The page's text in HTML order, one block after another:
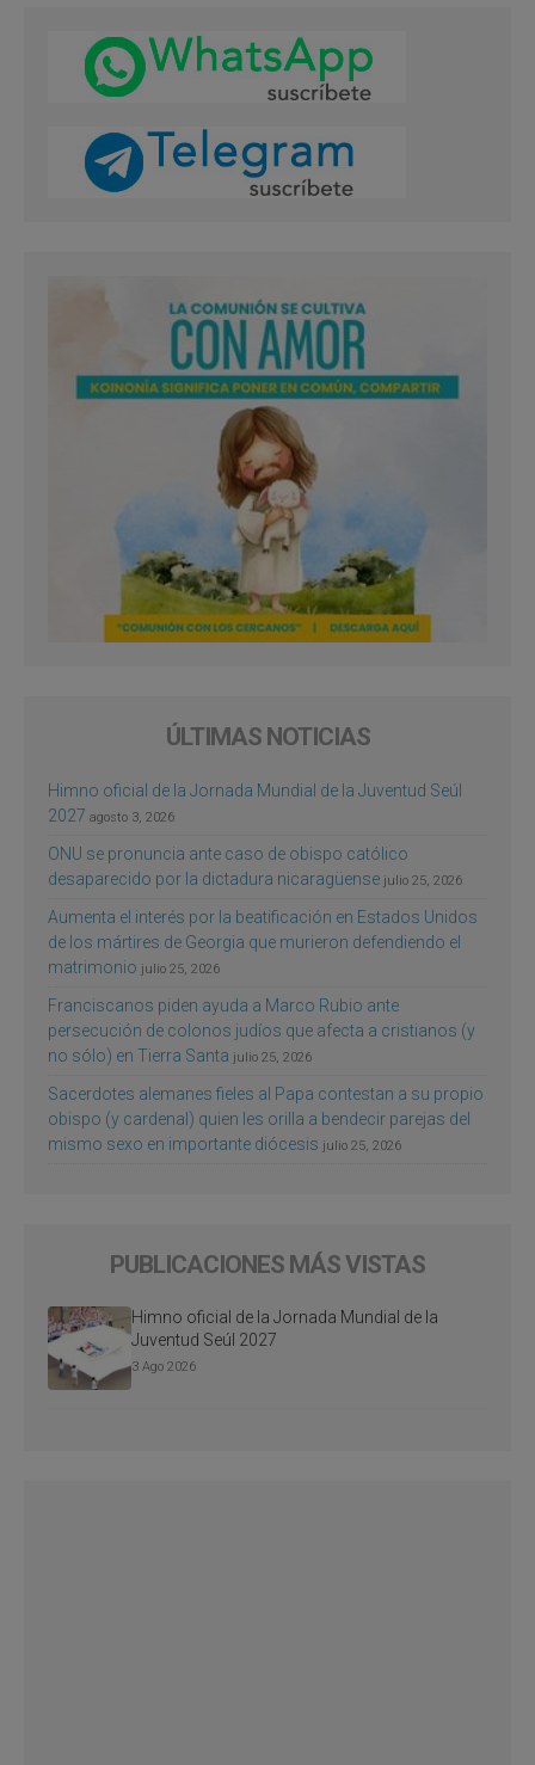
ÚLTIMAS NOTICIAS
Himno oficial de la Jornada Mundial de la Juventud Seúl
2027 agosto 3, 2026
ONU se pronuncia ante caso de obispo católico
desaparecido por la dictadura nicaragüense julio 25, 2026
Aumenta el interés por la beatificación en Estados Unidos
de los mártires de Georgia que murieron defendiendo el
matrimonio julio 25, 2026
Franciscanos piden ayuda a Marco Rubio ante
persecución de colonos judíos que afecta a cristianos (y
no sólo) en Tierra Santa julio 25, 2026
Sacerdotes alemanes fieles al Papa contestan a su propio
obispo (y cardenal) quien les orilla a bendecir parejas del
mismo sexo en importante diócesis julio 25, 2026
PUBLICACIONES MÁS VISTAS
Himno oficial de la Jornada Mundial de la
Juventud Seúl 2027
3 Ago 2026